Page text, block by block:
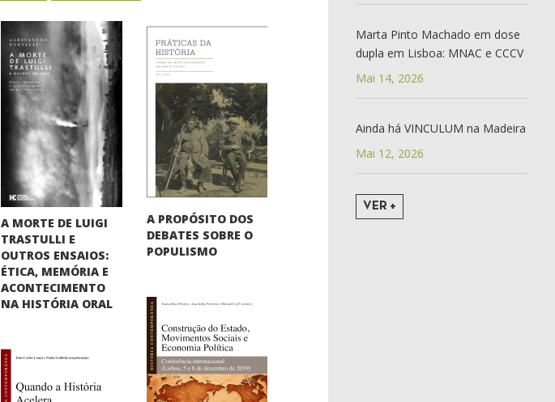
A MORTE DE LUIGI
TRASTULLI E
OUTROS ENSAIOS:
ÉTICA, MEMÓRIA E
ACONTECIMENTO
NA HISTÓRIA ORAL
A PROPÓSITO DOS
DEBATES SOBRE O
POPULISMO
Marta Pinto Machado em dose
dupla em Lisboa: MNAC e CCCV
Mai 14, 2026
Ainda há VINCULUM na Madeira
Mai 12, 2026
VER +